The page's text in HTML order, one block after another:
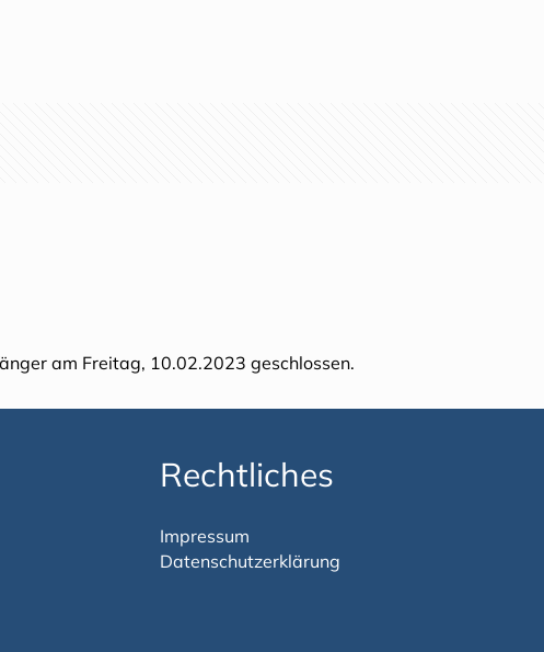
am Freitag, 10.02.2023 geschlossen.
Rechtliches
Impressum
Datenschutzerklärung